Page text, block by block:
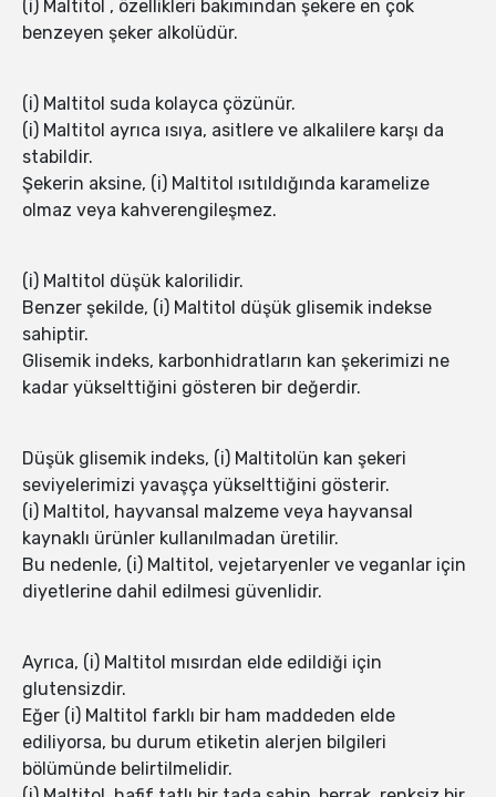
(i) Maltitol , özellikleri bakımından şekere en çok
benzeyen şeker alkolüdür.
(i) Maltitol suda kolayca çözünür.
(i) Maltitol ayrıca ısıya, asitlere ve alkalilere karşı da
stabildir.
Şekerin aksine, (i) Maltitol ısıtıldığında karamelize
olmaz veya kahverengileşmez.
(i) Maltitol düşük kalorilidir.
Benzer şekilde, (i) Maltitol düşük glisemik indekse
sahiptir.
Glisemik indeks, karbonhidratların kan şekerimizi ne
kadar yükselttiğini gösteren bir değerdir.
Düşük glisemik indeks, (i) Maltitolün kan şekeri
seviyelerimizi yavaşça yükselttiğini gösterir.
(i) Maltitol, hayvansal malzeme veya hayvansal
kaynaklı ürünler kullanılmadan üretilir.
Bu nedenle, (i) Maltitol, vejetaryenler ve veganlar için
diyetlerine dahil edilmesi güvenlidir.
Ayrıca, (i) Maltitol mısırdan elde edildiği için
glutensizdir.
Eğer (i) Maltitol farklı bir ham maddeden elde
ediliyorsa, bu durum etiketin alerjen bilgileri
bölümünde belirtilmelidir.